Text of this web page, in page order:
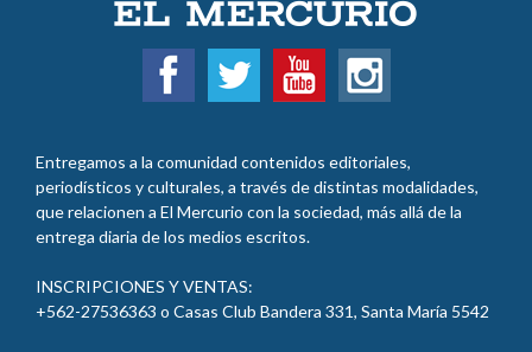
Entregamos a la comunidad contenidos editoriales,
periodísticos y culturales, a través de distintas modalidades,
que relacionen a El Mercurio con la sociedad, más allá de la
entrega diaria de los medios escritos.
INSCRIPCIONES Y VENTAS:
+562-27536363 o Casas Club Bandera 331, Santa María 5542